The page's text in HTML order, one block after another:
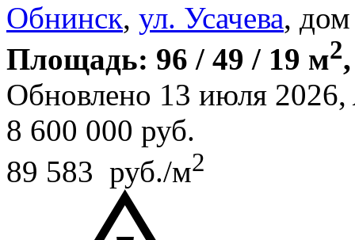
Обнинск, ул. Усачева,
Площадь: 96 / 49 / 19 м2
Обновлено 13 июля 2026,
8 600 000 руб.
89 583 руб./м2